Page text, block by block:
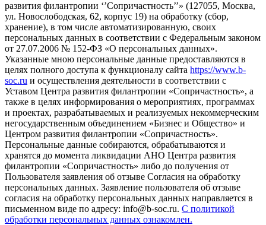
развития филантропии ‘’Сопричастность’’» (127055, Москва,
ул. Новослободская, 62, корпус 19) на обработку (сбор,
хранение), в том числе автоматизированную, своих
персональных данных в соответствии с Федеральным законом
от 27.07.2006 № 152-ФЗ «О персональных данных».
Указанные мною персональные данные предоставляются в
целях полного доступа к функционалу сайта https://www.b-
soc.ru и осуществления деятельности в соответствии с
Уставом Центра развития филантропии «Сопричастность», а
также в целях информирования о мероприятиях, программах
и проектах, разрабатываемых и реализуемых некоммерческим
негосударственным объединением «Бизнес и Общество» и
Центром развития филантропии «Сопричастность».
Персональные данные собираются, обрабатываются и
хранятся до момента ликвидации АНО Центра развития
филантропии «Сопричастность» либо до получения от
Пользователя заявления об отзыве Согласия на обработку
персональных данных. Заявление пользователя об отзыве
согласия на обработку персональных данных направляется в
письменном виде по адресу: info@b-soc.ru. С политикой
обработки персональных данных ознакомлен.